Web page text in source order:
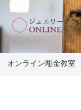
オンライン彫金教室